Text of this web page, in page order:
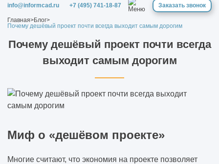
info@informcad.ru +7 (495) 741-18-87 Заказать звонок
Главная>Блог>
Почему дешёвый проект почти всегда выходит самым дорогим
Почему дешёвый проект почти всегда
выходит самым дорогим
Миф о «дешёвом проекте»
Многие считают, что экономия на проекте позволяет